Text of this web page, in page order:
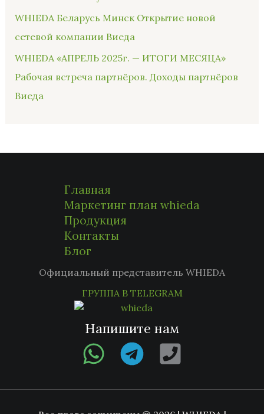
WHIEDA Беларусь Минск Открытие новой
сетевой компании Виеда
WHIEDA «АПРЕЛЬ 2025г. — ИТОГИ МЕСЯЦА»
Рабочая встреча партнёров. Доходы партнёров
Виеда
Главная
Маркетинг план whieda
Продукция
Контакты
Блог
Официальный представитель WHIEDA
ГРУППА В TELEGRAM
Напишите нам